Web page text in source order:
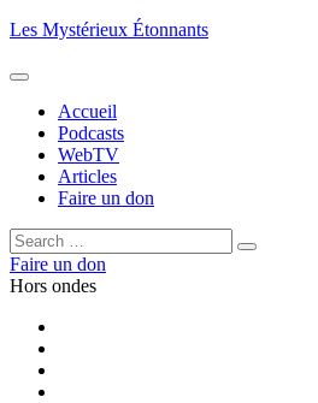
Aller
contenu
Les Mystérieux Étonnants
Accueil
Podcasts
WebTV
Articles
Faire un don
Rechercher :
Rechercher
Faire un don
Hors ondes